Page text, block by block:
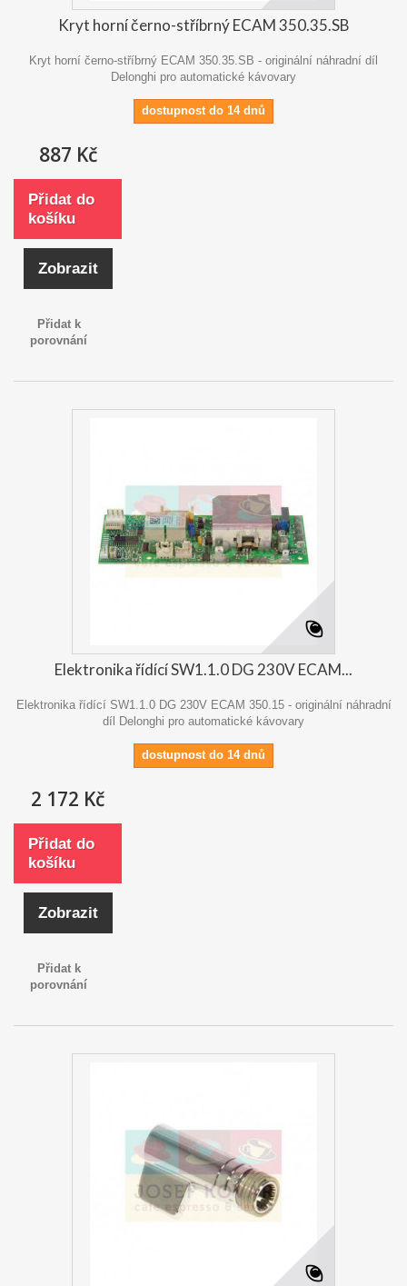
Kryt horní černo-stříbrný ECAM 350.35.SB
Kryt horní černo-stříbrný ECAM 350.35.SB - originální náhradní díl
Delonghi pro automatické kávovary
dostupnost do 14 dnů
887 Kč
Přidat do
košíku
Zobrazit
Přidat k
porovnání
Elektronika řídící SW1.1.0 DG 230V ECAM...
Elektronika řídící SW1.1.0 DG 230V ECAM 350.15 - originální náhradní
díl Delonghi pro automatické kávovary
dostupnost do 14 dnů
2 172 Kč
Přidat do
košíku
Zobrazit
Přidat k
porovnání